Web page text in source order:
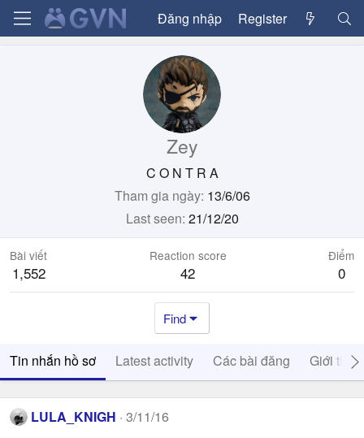
Đăng nhập Register
Zey
C O N T R A
Tham gia ngày 13/6/06
Last seen 21/12/20
Bài viết
1,552
Reaction score
42
Điểm
0
Find
Tin nhắn hồ sơ Latest activity Các bài đăng Giới thiệu
LULA_KNIGH 3/11/16